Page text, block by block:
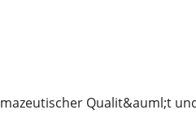
Qualit&auml;t